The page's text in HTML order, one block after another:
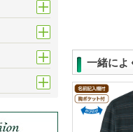
一緒によ